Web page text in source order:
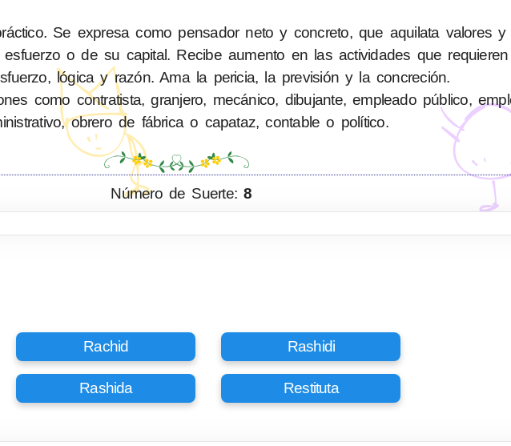
Se expresa como pensador neto y concreto, que aquilata valores y
o de su capital. Recibe aumento en las actividades que requieren
lógica y razón. Ama la pericia, la previsión y la concreción.
como contratista, granjero, mecánico, dibujante, empleado público,
obrero de fábrica o capataz, contable o político.
Número de Suerte:8
Rachid Rashidi
Rashida Restituta